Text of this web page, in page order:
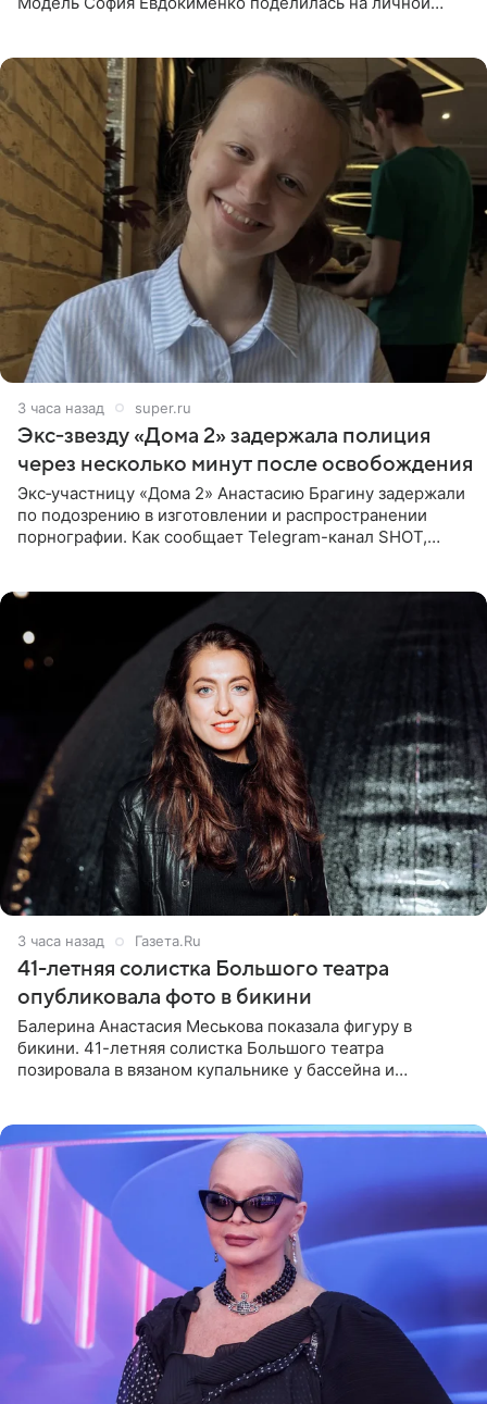
3 часа назад super.ru
Экс‑звезду «Дома 2» задержала полиция
через несколько минут после освобождения
Экс‑участницу «Дома 2» Анастасию Брагину задержали
по подозрению в изготовлении и распространении
порнографии. Как сообщает Telegram-канал SHOT,
3 часа назад Газета.Ru
41-летняя солистка Большого театра
опубликовала фото в бикини
Балерина Анастасия Меськова показала фигуру в
бикини. 41-летняя солистка Большого театра
позировала в вязаном купальнике у бассейна и